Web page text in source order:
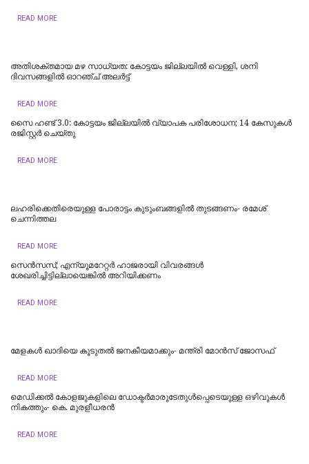
READ MORE
അതിശക്തമായ മഴ സാധ്യത: കോട്ടയം ജില്ലയിൽ വെള്ളി, ശനി
ദിവസങ്ങളിൽ ഓറഞ്ച് അലർട്ട്
READ MORE
സൈ ഹണ്ട് 3.0: കോട്ടയം ജില്ലയിൽ വ്യാപക പരിശോധന; 14 കേസുകൾ
രജിസ്റ്റർ ചെയ്തു
READ MORE
ലഹരിക്കെതിരെയുള്ള പോരാട്ടം കുടുംബങ്ങളിൽ തുടങ്ങണം- രമേശ്
ചെന്നിത്തല
READ MORE
സെൻസസ്; എന്യൂമറേറ്റർ ഹാജരായി വിവരങ്ങൾ
ശേഖരിച്ചിട്ടില്ലായെങ്കിൽ അറിയിക്കണം
READ MORE
മേളകൾ ഖാദിയെ കൂടുതൽ ജനകീയമാക്കും- മന്ത്രി മോൻസ് ജോസഫ്
READ MORE
മെഡിക്കല്‍ കോളജുകളിലെ ഡോക്ടര്‍മാരുടേതുള്‍പ്പെടെയുള്ള ഒഴിവുകള്‍
നികത്തും- കെ. മുരളീധരന്‍
READ MORE